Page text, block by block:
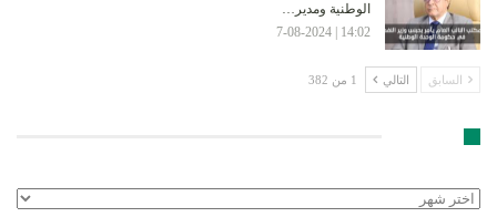
الوطنية ومدير…
14:02 | 7-08-2024
السابق التالي 1 من 382
الأرشيف